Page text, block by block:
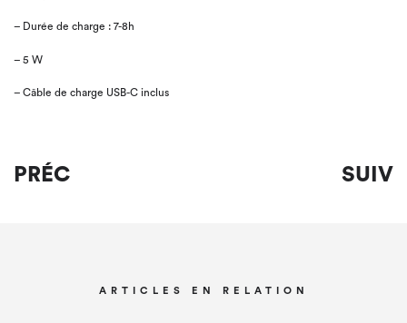
– Durée de charge : 7-8h
– 5 W
– Câble de charge USB-C inclus
PRÉC SUIV
ARTICLES EN RELATION